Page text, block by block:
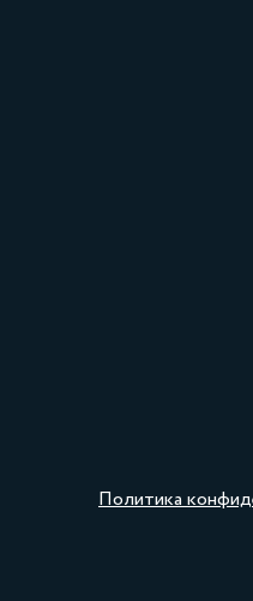
Политика